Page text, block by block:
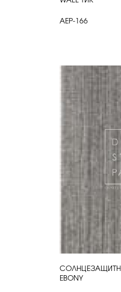
AEP-166
КУПИТЬ
EBONY